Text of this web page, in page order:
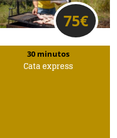
75€
30 minutos
Cata express